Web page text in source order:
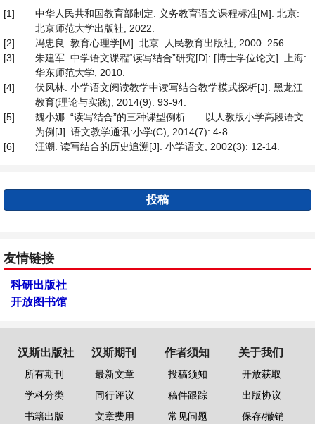
[1]
中华人民共和国教育部制定. 义务教育语文课程标准[M]. 北京:
北京师范大学出版社, 2022.
[2]
冯忠良. 教育心理学[M]. 北京: 人民教育出版社, 2000: 256.
[3]
朱建军. 中学语文课程“读写结合”研究[D]: [博士学位论文]. 上海:
华东师范大学, 2010.
[4]
伏凤林. 小学语文阅读教学中读写结合教学模式探析[J]. 黑龙江
教育(理论与实践), 2014(9): 93-94.
[5]
魏小娜. “读写结合”的三种课型例析——以人教版小学高段语文
为例[J]. 语文教学通讯:小学(C), 2014(7): 4-8.
[6]
汪潮. 读写结合的历史追溯[J]. 小学语文, 2002(3): 12-14.
投稿
友情链接
科研出版社
开放图书馆
汉斯出版社
所有期刊
学科分类
书籍出版
汉斯期刊
最新文章
同行评议
文章费用
作者须知
投稿须知
稿件跟踪
常见问题
关于我们
开放获取
出版协议
保存/撤销